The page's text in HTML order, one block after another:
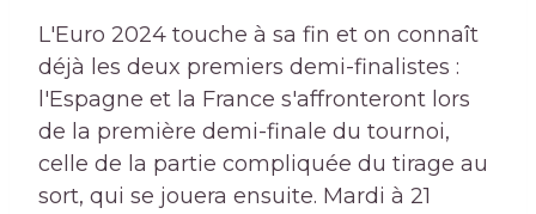
L'Euro 2024 touche à sa fin et on connaît
déjà les deux premiers demi-finalistes :
l'Espagne et la France s'affronteront lors
de la première demi-finale du tournoi,
celle de la partie compliquée du tirage au
sort, qui se jouera ensuite. Mardi à 21